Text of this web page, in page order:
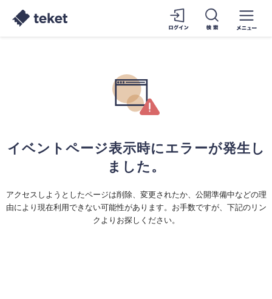
イベントページ表示時にエラーが発生し
ました。
アクセスしようとしたページは削除、変更されたか、公開準備中などの理
由により現在利用できない可能性があります。お手数ですが、下記のリン
クよりお探しください。